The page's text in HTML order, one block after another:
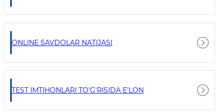
ONLINE SAVDOLAR NATIJASI
TEST IMTIHONLARI TO'G'RISIDA E'LON